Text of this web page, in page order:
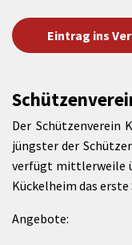
Eintrag ins
Der Schützenverein
jüngster der
verfügt mittlerweile
Kückelheim das
Angebote: